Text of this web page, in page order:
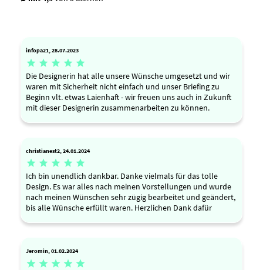
infopa21, 28.07.2023
    
Die Designerin hat alle unsere Wünsche umgesetzt und wir
waren mit Sicherheit nicht einfach und unser Briefing zu
Beginn vlt. etwas Laienhaft - wir freuen uns auch in Zukunft
mit dieser Designerin zusammenarbeiten zu können.
christianest2, 24.01.2024
    
Ich bin unendlich dankbar. Danke vielmals für das tolle
Design. Es war alles nach meinen Vorstellungen und wurde
nach meinen Wünschen sehr zügig bearbeitet und geändert,
bis alle Wünsche erfüllt waren. Herzlichen Dank dafür
Jeromin, 01.02.2024
    